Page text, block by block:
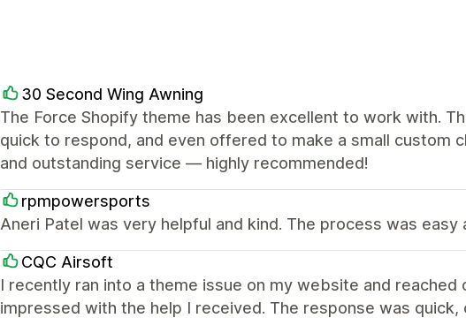
30 Second Wing Awning
The Force Shopify theme has been excellent to work with.
quick to respond, and even offered to make a small custom
and outstanding service — highly recommended!
rpmpowersports
Aneri Patel was very helpful and kind. The process was
CQC Airsoft
I recently ran into a theme issue on my website and
impressed with the help I received. The response was